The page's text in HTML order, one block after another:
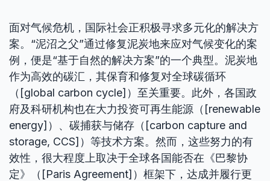
面对气候危机，国际社会正积极寻求多元化的解决方
案。“泥沼之父”通过修复泥炭地来应对气候变化的案
例，便是“基于自然的解决方案”的一个典型。泥炭地
作为高效的碳汇，其保育和修复对全球碳循环
（[global carbon cycle]）至关重要。此外，各国政
府及科研机构也在大力投资可再生能源（[renewable
energy]）、碳捕获与储存（[carbon capture and
storage, CCS]）等技术方案。然而，这些努力的有
效性，很大程度上取决于全球各国能否在《巴黎协
定》（[Paris Agreement]）框架下，达成并履行更